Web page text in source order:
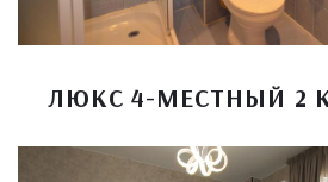
ЛЮКС 4-МЕСТНЫЙ 2